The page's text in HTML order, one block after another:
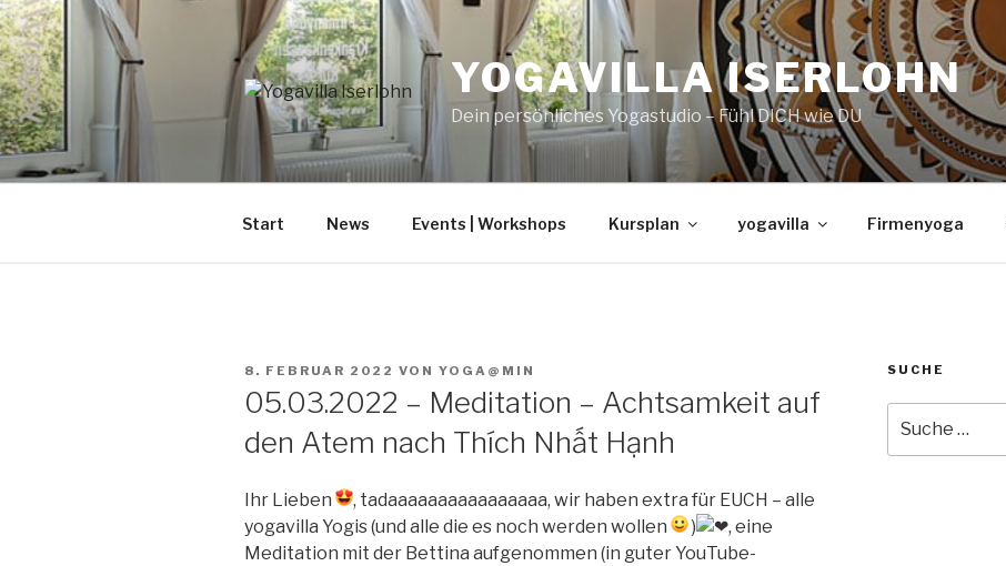
Zum
Inhalt
springen
YOGAVILLA ISERLOHN
Dein persönliches Yogastudio – Fühl DICH wie DU
Start News Events | Workshops Kursplan yogavilla Firmenyoga
VERÖFFENTLICHT
8. FEBRUAR 2022 VON YOGA@MIN
05.03.2022 – Meditation – Achtsamkeit auf
den Atem nach Thích Nhất Hạnh
Ihr Lieben
, tadaaaaaaaaaaaaaaaa, wir haben extra für EUCH – alle
yogavilla Yogis (und alle die es noch werden wollen
)
, eine
Meditation mit der Bettina aufgenommen (in guter YouTube-
SUCHE
nach: